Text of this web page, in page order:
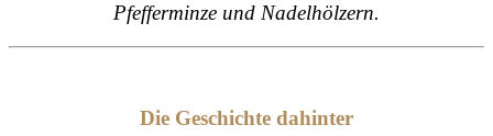
Pfefferminze und Nadelhölzern.
Die Geschichte dahinter